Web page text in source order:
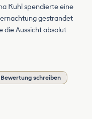
Kuhl spendierte eine
gestrandet
die Aussicht absolut
Bewertung schreiben